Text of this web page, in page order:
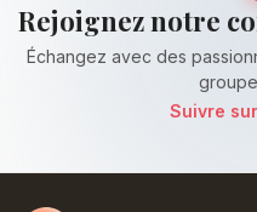
Rejoignez notre
Échangez avec des
Suivre